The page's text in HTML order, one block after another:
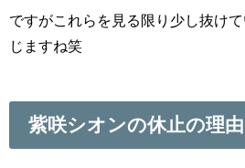
ですがこれらを見る限り少し抜け
じますね笑
紫咲シオンの休止の理由